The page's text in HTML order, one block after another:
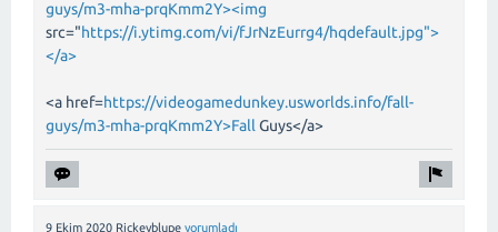
guys/m3-mha-prqKmm2Y><img
src="https://i.ytimg.com/vi/fJrNzEurrg4/hqdefault.jpg">
</a>
<a href=https://videogamedunkey.usworlds.info/fall-
guys/m3-mha-prqKmm2Y>FallGuys</a>
9 Ekim 2020 Rickeyblupe yorumladı